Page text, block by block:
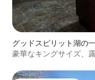
グッドスピリット湖の
豪華なキングサイズ、